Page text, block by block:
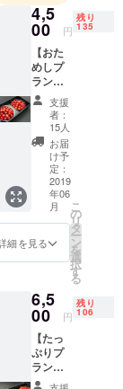
4,5
00 円
残り
135
【おた
めしプ
ラン】
ひと粒
ひと
粒、丁
寧に収
穫して
味の測
定を行
い、当
社特製
のダイ
ヤモン
ド型
パック
ク240g
入り）
が2つ
入った
おため
しプラ
ンで
支援
者：
15人
お届
け予
定：
2019
年06
月
細を見る
こ
の
リ
タ
ー
ン
を
選
択
す
る
6,5
00 円
残り
106
【たっ
ぷりプ
ラン】
「もっ